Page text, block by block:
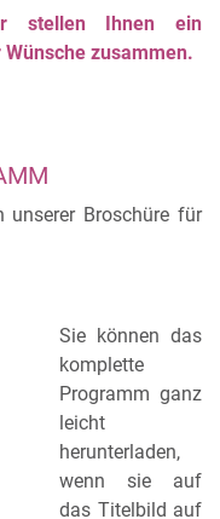
stellen Ihnen ein
zusammen.
Broschüre für
Sie können das
komplette
Programm ganz
leicht
herunterladen,
wenn sie auf
das Titelbild auf